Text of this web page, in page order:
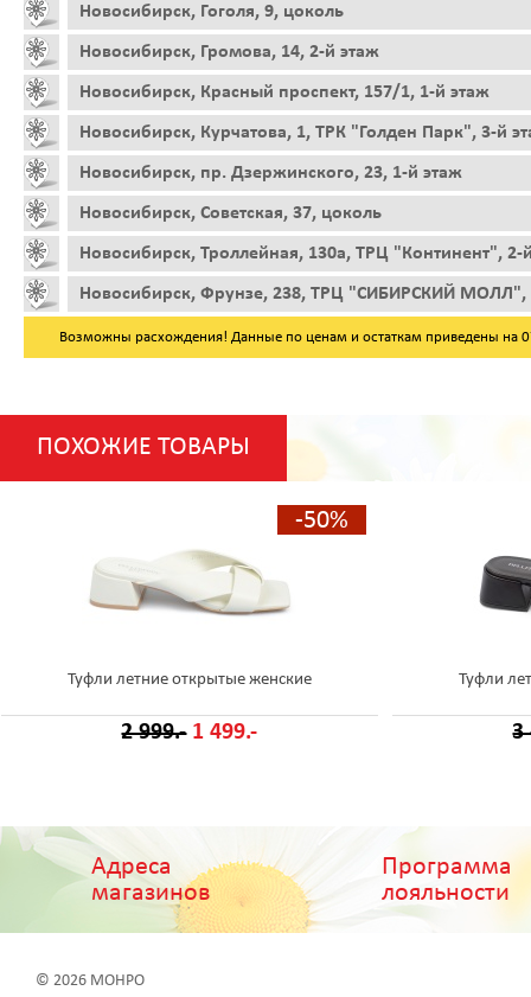
Новосибирск, Гоголя, 9, цоколь
Новосибирск, Громова, 14, 2-й этаж
Новосибирск, Красный проспект, 157/1, 1-й этаж
Новосибирск, Курчатова, 1, ТРК "Голден Парк", 3-й
Новосибирск, пр. Дзержинского, 23, 1-й этаж
Новосибирск, Советская, 37, цоколь
Новосибирск, Троллейная, 130а, ТРЦ "Континент", 2-
Новосибирск, Фрунзе, 238, ТРЦ "СИБИРСКИЙ МОЛЛ",
Возможны расхождения! Данные по ценам и остаткам приведены на
ПОХОЖИЕ ТОВАРЫ
-50%
Туфли летние открытые женские
2 999.- 1 499.-
Туфли
3
Адреса
магазинов
Программа
лояльности
© 2026 МОНРО